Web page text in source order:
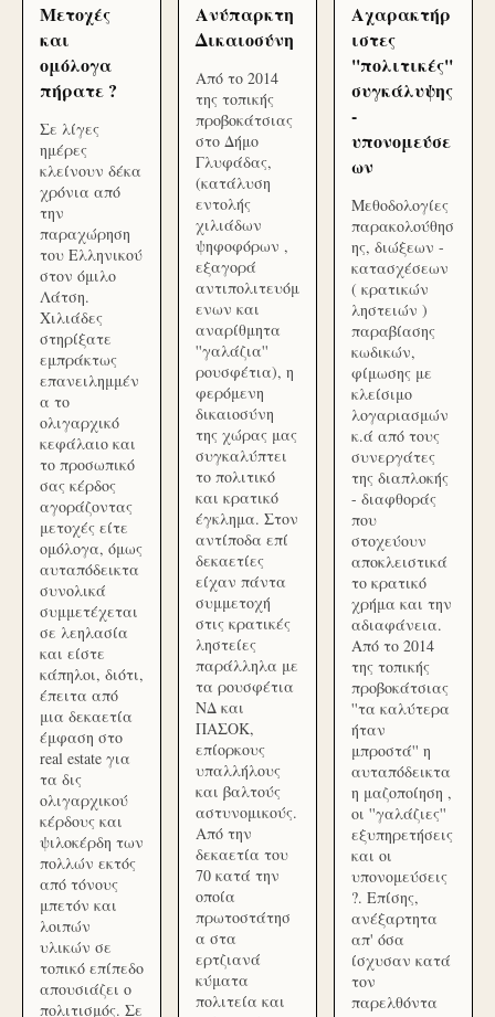
Μετοχές
και
ομόλογα
πήρατε ?
Σε λίγες
ημέρες
κλείνουν δέκα
χρόνια από
την
παραχώρηση
του Ελληνικού
στον όμιλο
Λάτση.
Χιλιάδες
στηρίξατε
εμπράκτως
επανειλημμέν
α το
ολιγαρχικό
κεφάλαιο και
το προσωπικό
σας κέρδος
αγοράζοντας
μετοχές είτε
ομόλογα, όμως
αυταπόδεικτα
συνολικά
συμμετέχεται
σε λεηλασία
και είστε
κάπηλοι, διότι,
έπειτα από
μια δεκαετία
έμφαση στο
real estate για
τα δις
ολιγαρχικού
κέρδους και
ψιλοκέρδη των
πολλών εκτός
από τόνους
μπετόν και
λοιπών
υλικών σε
τοπικό επίπεδο
απουσιάζει ο
πολιτισμός. Σε
Ανύπαρκτη
Δικαιοσύνη
Από το 2014
της τοπικής
προβοκάτσιας
στο Δήμο
Γλυφάδας,
(κατάλυση
εντολής
χιλιάδων
ψηφοφόρων ,
εξαγορά
αντιπολιτευόμ
ενων και
αναρίθμητα
''γαλάζια''
ρουσφέτια), η
φερόμενη
δικαιοσύνη
της χώρας μας
συγκαλύπτει
το πολιτικό
και κρατικό
έγκλημα. Στον
αντίποδα επί
δεκαετίες
είχαν πάντα
συμμετοχή
στις κρατικές
ληστείες
παράλληλα με
τα ρουσφέτια
ΝΔ και
ΠΑΣΟΚ,
επίορκους
υπαλλήλους
και βαλτούς
αστυνομικούς.
Από την
δεκαετία του
70 κατά την
οποία
πρωτοστάτησ
α στα
ερτζιανά
κύματα
πολιτεία και
Αχαρακτήρ
ιστες
''πολιτικές''
συγκάλυψης
-
υπονομεύσε
ων
Μεθοδολογίες
παρακολούθησ
ης, διώξεων -
κατασχέσεων
( κρατικών
ληστειών )
παραβίασης
κωδικών,
φίμωσης με
κλείσιμο
λογαριασμών
κ.ά από τους
συνεργάτες
της διαπλοκής
- διαφθοράς
που
στοχεύουν
αποκλειστικά
το κρατικό
χρήμα και την
αδιαφάνεια.
Από το 2014
της τοπικής
προβοκάτσιας
''τα καλύτερα
ήταν
μπροστά'' η
αυταπόδεικτα
η μαζοποίηση ,
οι ''γαλάζιες''
εξυπηρετήσεις
και οι
υπονομεύσεις
?. Επίσης,
ανέξαρτητα
απ' όσα
ίσχυσαν κατά
τον
παρελθόντα